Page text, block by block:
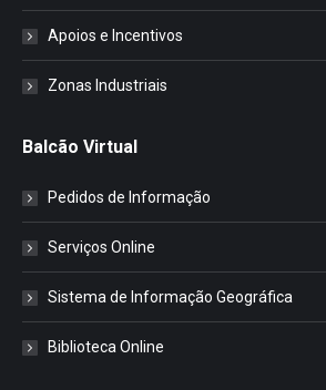
Apoios e Incentivos
Zonas Industriais
Balcão Virtual
Pedidos de Informação
Serviços Online
Sistema de Informação Geográfica
Biblioteca Online